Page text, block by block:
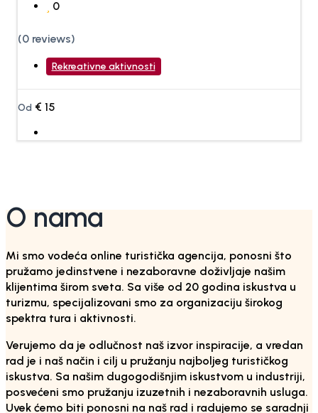
0
(0 reviews)
Rekreativne aktivnosti
Od € 15
O nama
Mi smo vodeća online turistička agencija, ponosni što
pružamo jedinstvene i nezaboravne doživljaje našim
klijentima širom sveta. Sa više od 20 godina iskustva u
turizmu, specijalizovani smo za organizaciju širokog
spektra tura i aktivnosti.
Verujemo da je odlučnost naš izvor inspiracije, a vredan
rad je i naš način i cilj u pružanju najboljeg turističkog
iskustva. Sa našim dugogodišnjim iskustvom u industriji,
posvećeni smo pružanju izuzetnih i nezaboravnih usluga.
Uvek ćemo biti ponosni na naš rad i radujemo se saradnji